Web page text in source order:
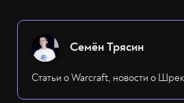
Семён Трясин
Статьи о Warcraft, новости о